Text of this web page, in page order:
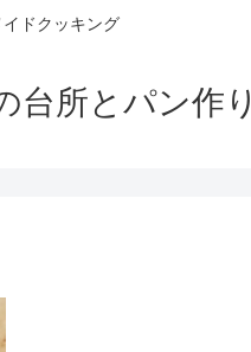
ドクッキング
台所とパン作り